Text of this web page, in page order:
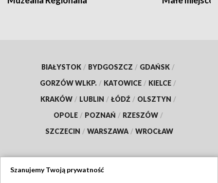
BIAŁYSTOK / BYDGOSZCZ / GDAŃSK /
GORZÓW WLKP. / KATOWICE / KIELCE /
KRAKÓW / LUBLIN / ŁÓDŹ / OLSZTYN /
OPOLE / POZNAŃ / RZESZÓW /
SZCZECIN / WARSZAWA / WROCŁAW
Szanujemy Twoją prywatność